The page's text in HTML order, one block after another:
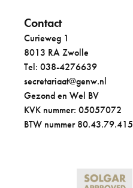
Contact
Curieweg 1
8013 RA Zwolle
Tel: 038-4276639
secretariaat@genw.nl
Gezond en Wel BV
KVK nummer: 05057072
BTW nummer 80.43.79.415